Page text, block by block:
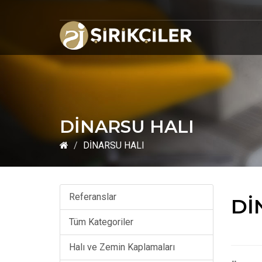
DİNARSU HALI
DİNARSU HALI
Referanslar
Tüm Kategoriler
Halı ve Zemin Kaplamaları